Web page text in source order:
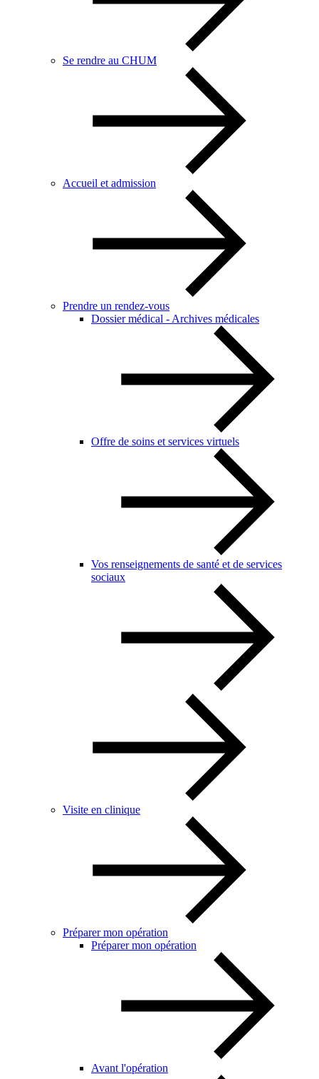
Se rendre au CHUM
Accueil et admission
Prendre un rendez-vous
Dossier médical - Archives médicales
Offre de soins et services virtuels
Vos renseignements de santé et de services
sociaux
Visite en clinique
Préparer mon opération
Préparer mon opération
Avant l'opération